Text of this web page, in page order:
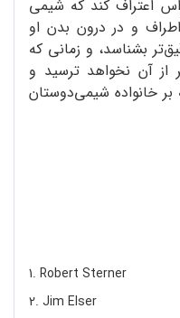
اعتراف ‌کند که شیمی
و در درون بدن او
بشناسد، و زمانی که
از آن نخواهد ترسید و
خانواده شیمی‌دوستان
1. Robert Sterner
2. Jim Elser